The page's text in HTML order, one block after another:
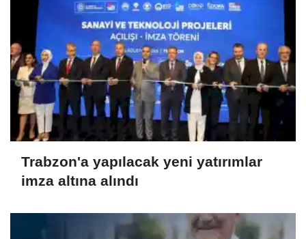
Trabzon'a yapılacak yeni yatırımlar
imza altına alındı